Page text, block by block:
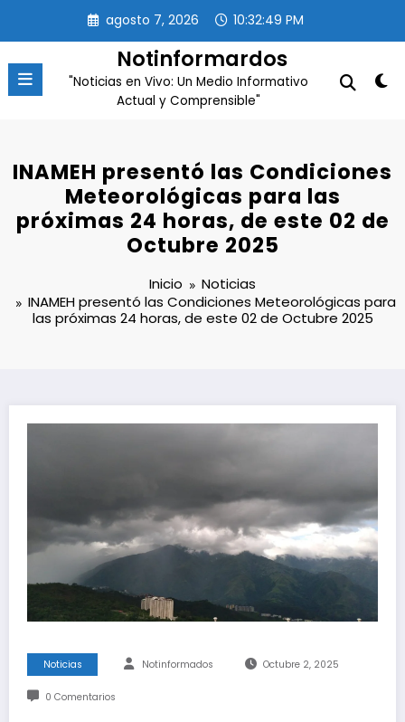
contenido
agosto 7, 2026 10:32:49 PM
Notinformardos
"Noticias en Vivo: Un Medio Informativo
Actual y Comprensible"
INAMEH presentó las Condiciones
Meteorológicas para las
próximas 24 horas, de este 02 de
Octubre 2025
Inicio
Noticias
INAMEH presentó las Condiciones Meteorológicas para
las próximas 24 horas, de este 02 de Octubre 2025
Noticias Notinformados Octubre 2, 2025
0 Comentarios